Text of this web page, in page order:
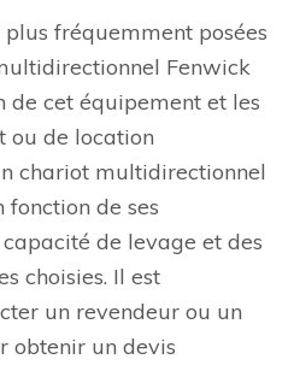
plus fréquemment posées
Fenwick
de cet équipement et les
ou de location
chariot multidirectionnel
de ses
de levage et des
choisies. Il est
un revendeur ou un
obtenir un devis